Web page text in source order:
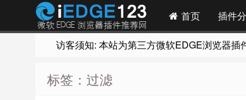
首页 插件
访客须知: 本站为第三方微软EDGE浏览器插
标签：过滤